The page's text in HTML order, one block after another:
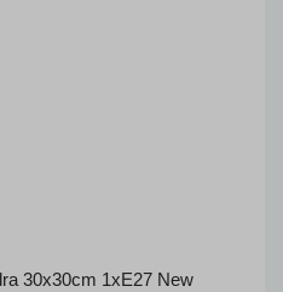
30x30cm 1xE27 New